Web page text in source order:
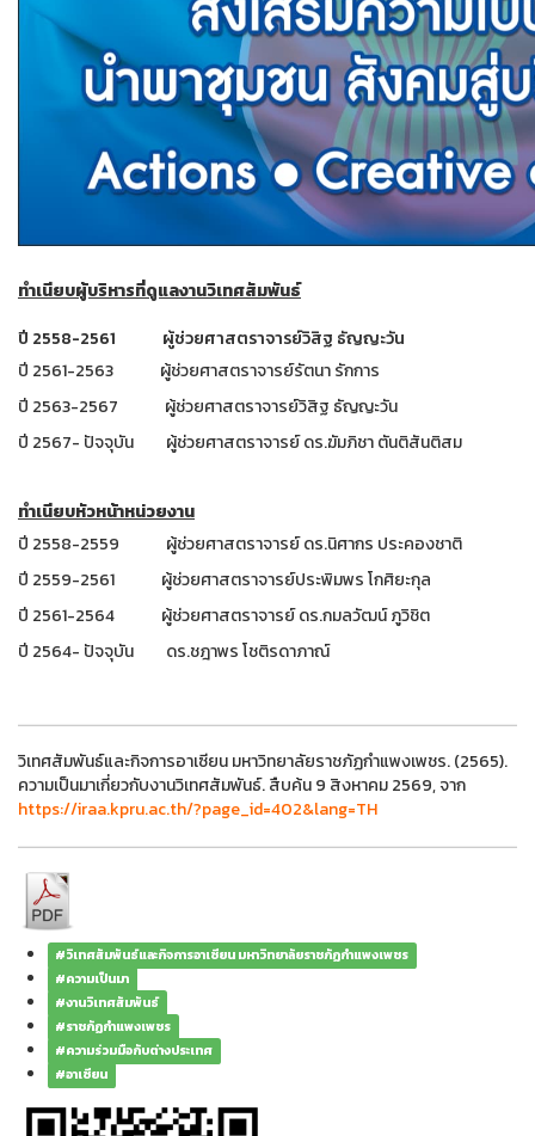
ทำเนียบผู้บริหารที่ดูแลงานวิเทศสัมพันธ์
ปี 2558-2561 ผู้ช่วยศาสตราจารย์วิสิฐ ธัญญะวัน
ปี 2561-2563 ผู้ช่วยศาสตราจารย์รัตนา รักการ
ปี 2563-2567 ผู้ช่วยศาสตราจารย์วิสิฐ ธัญญะวัน
ปี 2567- ปัจจุบัน ผู้ช่วยศาสตราจารย์ ดร.ฆัมภิชา ตันติสันติสม
ทำเนียบหัวหน้าหน่วยงาน
ปี 2558-2559 ผู้ช่วยศาสตราจารย์ ดร.นิศากร ประคองชาติ
ปี 2559-2561 ผู้ช่วยศาสตราจารย์ประพิมพร โกศิยะกุล
ปี 2561-2564 ผู้ช่วยศาสตราจารย์ ดร.กมลวัฒน์ ภูวิชิต
ปี 2564- ปัจจุบัน ดร.ชฎาพร โชติรดาภาณ์
วิเทศสัมพันธ์และกิจการอาเซียน มหาวิทยาลัยราชภัฏกำแพงเพชร. (2565).
ความเป็นมาเกี่ยวกับงานวิเทศสัมพันธ์. สืบค้น 9 สิงหาคม 2569, จาก
https://iraa.kpru.ac.th/?page_id=402&lang=TH
#วิเทศสัมพันธ์และกิจการอาเซียน มหาวิทยาลัยราชภัฏกำแพงเพชร
#ความเป็นมา
#งานวิเทศสัมพันธ์
#ราชภัฏกำแพงเพชร
#ความร่วมมือกับต่างประเทศ
#อาเซียน